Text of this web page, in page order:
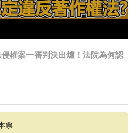
權案一審判決出爐！法院為何認
票